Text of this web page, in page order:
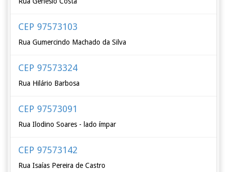
CEP 97573103
Rua Gumercindo Machado da Silva
CEP 97573324
Rua Hilário Barbosa
CEP 97573091
Rua Ilodino Soares - lado ímpar
CEP 97573142
Rua Isaías Pereira de Castro